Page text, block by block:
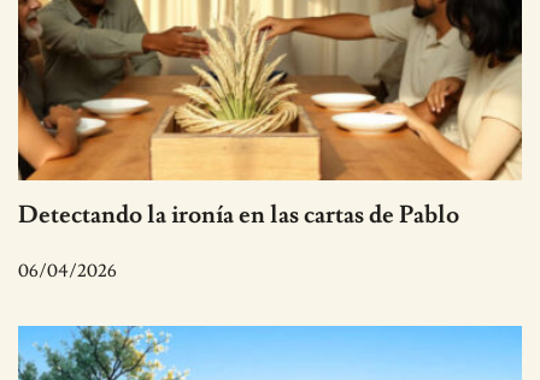
Detectando la ironía en las cartas de Pablo
06/04/2026